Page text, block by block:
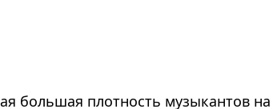
большая плотность музыкантов